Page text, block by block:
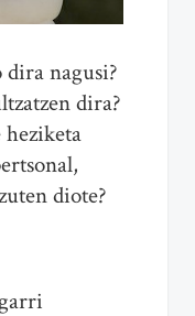
nagusi?
dira?
diote?